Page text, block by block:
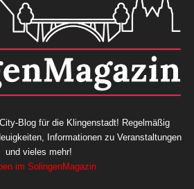
Blog für die Klingenstadt! Regelmäßig
Informationen zu Veranstaltungen
und vieles mehr!
im SolingenMagazin